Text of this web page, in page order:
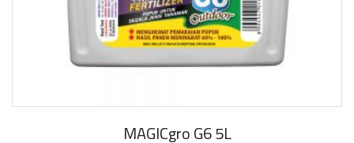
MAGICgro G6 5L